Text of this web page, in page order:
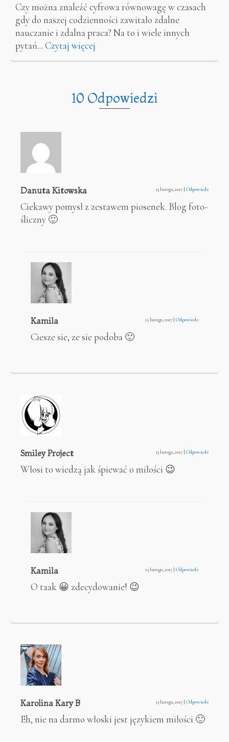
Czy można znaleźć cyfrowa równowagę w czasach
gdy do naszej codzienności zawitało zdalne
nauczanie i zdalna praca? Na to i wiele innych
pytań... Czytaj więcej
10 Odpowiedzi
Danuta Kitowska 13 lutego, 2017 | Odpowiedz
Ciekawy pomysł z zestawem piosenek. Blog foto-
śliczny 🙂
Kamila 15 lutego, 2017 | Odpowiedz
Ciesze sie, ze sie podoba 🙂
Smiley Project 13 lutego, 2017 | Odpowiedz
Włosi to wiedzą jak śpiewać o miłości 😉
Kamila 15 lutego, 2017 | Odpowiedz
O taak 😀 zdecydowanie! 😉
Karolina Kary B 13 lutego, 2017 | Odpowiedz
Eh, nie na darmo włoski jest językiem miłości 🙂